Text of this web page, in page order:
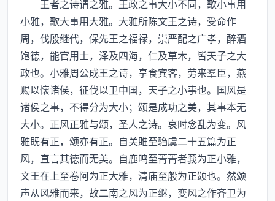
王者之诗谓之雅。王政之事大小不同，歌小事用
小雅，歌大事用大雅。大雅所陈文王之诗，受命作
周，伐殷继代，保先王之福禄，崇严配之广孝，醉酒
饱徳，能官用士，泽及四海，仁及草木，皆天子之大
政也。小雅周公成王之诗，享食宾客，劳来羣臣，燕
赐以懐诸侯，征伐以卫中国，天子之小事也。国风是
诸侯之事，不得分为大小；颂是成功之美，其事本无
大小。正风正雅与颂，圣人之诗。哀时念乱为变。风
雅既有正，颂亦有正。自关雎至驺虞二十五篇为正
风，直言其徳而无美。自鹿鸣至菁菁者莪为正小雅，
文王在上至卷阿为正大雅，清庙至般为正颂也。然颂
声从风雅而来，故二南之风为正继，变风之作齐卫为